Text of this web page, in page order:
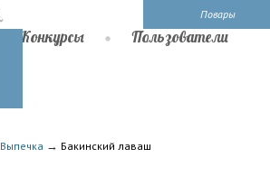
Повары
Конкурсы Пользователи
Выпечка → Бакинский лаваш